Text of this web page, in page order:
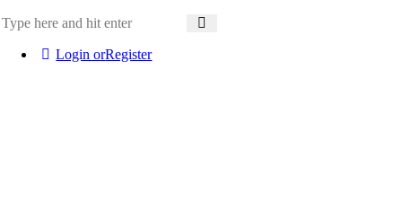
Login orRegister